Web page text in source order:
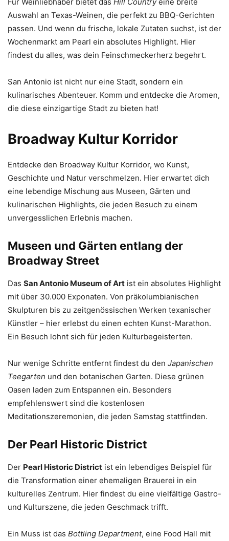
Auswahl an Texas-Weinen, die perfekt zu BBQ-Gerichten
passen. Und wenn du frische, lokale Zutaten suchst, ist der
Wochenmarkt am Pearl ein absolutes Highlight. Hier
findest du alles, was dein Feinschmeckerherz begehrt.
San Antonio ist nicht nur eine Stadt, sondern ein
kulinarisches Abenteuer. Komm und entdecke die Aromen,
die diese einzigartige Stadt zu bieten hat!
Broadway Kultur Korridor
Entdecke den Broadway Kultur Korridor, wo Kunst,
Geschichte und Natur verschmelzen. Hier erwartet dich
eine lebendige Mischung aus Museen, Gärten und
kulinarischen Highlights, die jeden Besuch zu einem
unvergesslichen Erlebnis machen.
Museen und Gärten entlang der
Broadway Street
Das San Antonio Museum of Art ist ein absolutes Highlight
mit über 30.000 Exponaten. Von präkolumbianischen
Skulpturen bis zu zeitgenössischen Werken texanischer
Künstler – hier erlebst du einen echten Kunst-Marathon.
Ein Besuch lohnt sich für jeden Kulturbegeisterten.
Nur wenige Schritte entfernt findest du den Japanischen
Teegarten und den botanischen Garten. Diese grünen
Oasen laden zum Entspannen ein. Besonders
empfehlenswert sind die kostenlosen
Meditationszeremonien, die jeden Samstag stattfinden.
Der Pearl Historic District
Der Pearl Historic District ist ein lebendiges Beispiel für
die Transformation einer ehemaligen Brauerei in ein
kulturelles Zentrum. Hier findest du eine vielfältige Gastro-
und Kulturszene, die jeden Geschmack trifft.
Ein Muss ist das Bottling Department, eine Food Hall mit